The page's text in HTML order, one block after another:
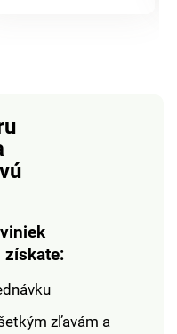
získate:
zľavám a